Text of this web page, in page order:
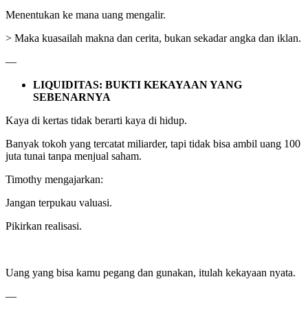
Menentukan ke mana uang mengalir.
> Maka kuasailah makna dan cerita, bukan sekadar angka dan iklan.
—
LIQUIDITAS: BUKTI KEKAYAAN YANG
SEBENARNYA
Kaya di kertas tidak berarti kaya di hidup.
Banyak tokoh yang tercatat miliarder, tapi tidak bisa ambil uang 100
juta tunai tanpa menjual saham.
Timothy mengajarkan:
Jangan terpukau valuasi.
Pikirkan realisasi.
Uang yang bisa kamu pegang dan gunakan, itulah kekayaan nyata.
—